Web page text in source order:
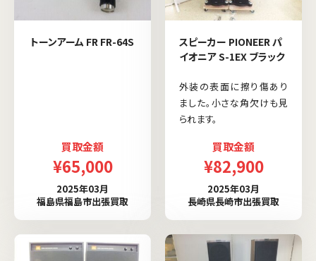
トーンアーム FR FR-64S
買取金額
¥65,000
2025年03月
福島県福島市出張買取
スピーカー PIONEER パ
イオニア S-1EX ブラック
外装の表面に擦り傷あり
ました。小さな角欠けも見
られます。
買取金額
¥82,900
2025年03月
長崎県長崎市出張買取